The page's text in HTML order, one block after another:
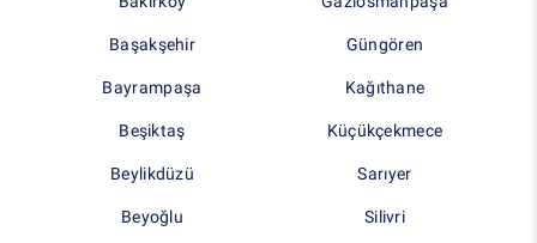
Başakşehir Güngören
Bayrampaşa Kağıthane
Beşiktaş Küçükçekmece
Beylikdüzü Sarıyer
Beyoğlu Silivri